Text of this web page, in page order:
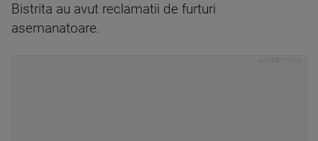
Bistrita au avut reclamatii de furturi
asemanatoare.